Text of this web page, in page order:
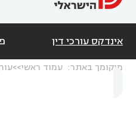
אינדקס עורכי דין
מיקומך באתר: עמוד ראשי